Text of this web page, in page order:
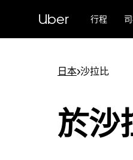
Uber 行程
日本>沙拉比
於沙